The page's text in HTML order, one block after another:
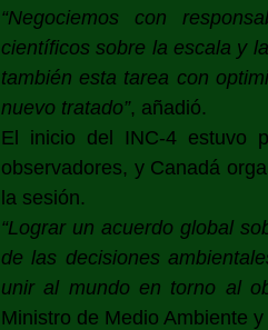
“Negociemos con
científicos sobre la escala y
también esta tarea con
nuevo tratado”, añadió.
El inicio del INC-4 estuvo
observadores, y Canadá
la sesión.
“Lograr un acuerdo global
de las decisiones
unir al mundo en torno al
Ministro de Medio Ambiente